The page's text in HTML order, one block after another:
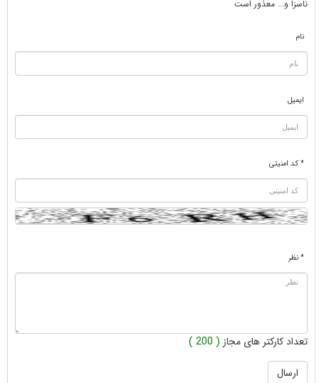
ناسزا و... معذور است
نام
ایمیل
* کد امنیتی
* نظر
تعداد کارکتر های مجاز ( 200 )